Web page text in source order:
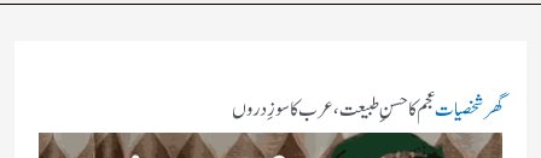
گھرشخصیاتعجم کا حسنِ طبیعت ، عرب کا سوزِ دروں